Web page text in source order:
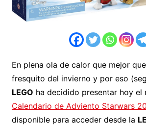
En plena ola de calor que mejor
fresquito del invierno y por eso
LEGO ha decidido presentar hoy el
Calendario de Adviento Starwars
disponible para acceder desde la